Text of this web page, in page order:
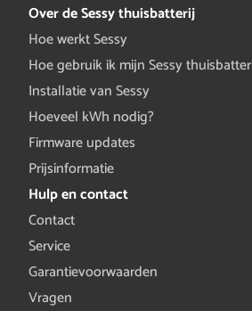
Over de Sessy thuisbatterij
Hoe werkt Sessy
Hoe gebruik ik mijn Sessy
Installatie van Sessy
Hoeveel kWh nodig?
Firmware updates
Prijsinformatie
Hulp en contact
Contact
Service
Garantievoorwaarden
Vragen